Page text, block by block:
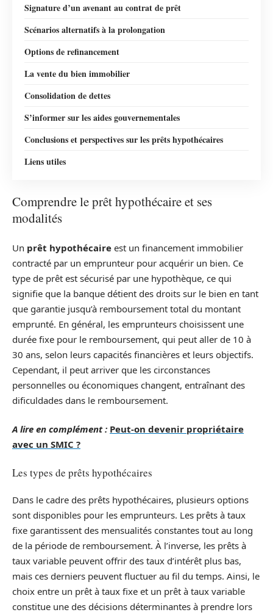
Signature d’un avenant au contrat de prêt
Scénarios alternatifs à la prolongation
Options de refinancement
La vente du bien immobilier
Consolidation de dettes
S’informer sur les aides gouvernementales
Conclusions et perspectives sur les prêts hypothécaires
Liens utiles
Comprendre le prêt hypothécaire et ses
modalités
Un prêt hypothécaire est un financement immobilier
contracté par un emprunteur pour acquérir un bien. Ce
type de prêt est sécurisé par une hypothèque, ce qui
signifie que la banque détient des droits sur le bien en tant
que garantie jusqu’à remboursement total du montant
emprunté. En général, les emprunteurs choisissent une
durée fixe pour le remboursement, qui peut aller de 10 à
30 ans, selon leurs capacités financières et leurs objectifs.
Cependant, il peut arriver que les circonstances
personnelles ou économiques changent, entraînant des
dificuldades dans le remboursement.
A lire en complément : Peut-on devenir propriétaire
avec un SMIC ?
Les types de prêts hypothécaires
Dans le cadre des prêts hypothécaires, plusieurs options
sont disponibles pour les emprunteurs. Les prêts à taux
fixe garantissent des mensualités constantes tout au long
de la période de remboursement. À l’inverse, les prêts à
taux variable peuvent offrir des taux d’intérêt plus bas,
mais ces derniers peuvent fluctuer au fil du temps. Ainsi, le
choix entre un prêt à taux fixe et un prêt à taux variable
constitue une des décisions déterminantes à prendre lors